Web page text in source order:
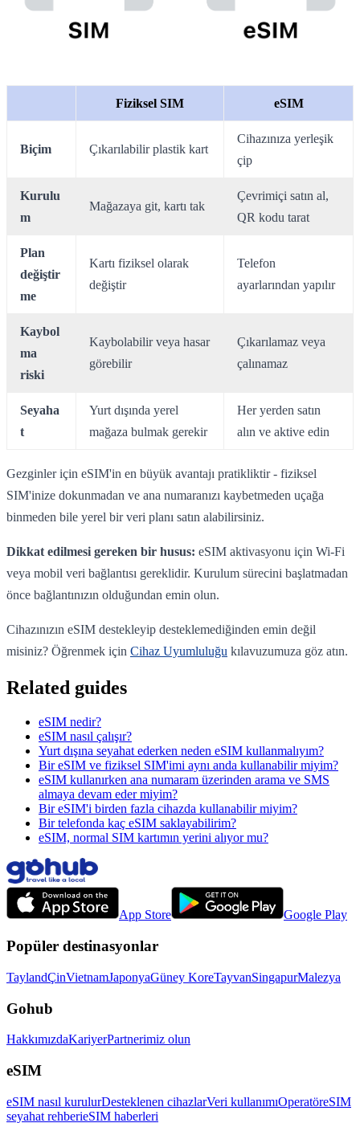
Fiziksel SIM eSIM
Biçim Çıkarılabilir plastik kart
Cihazınıza yerleşik
çip
Kurulu
m
Mağazaya git, kartı tak
Çevrimiçi satın al,
QR kodu tarat
Plan
değiştir
me
Kartı fiziksel olarak
değiştir
Telefon
ayarlarından yapılır
Kaybol
ma
riski
Kaybolabilir veya hasar
görebilir
Çıkarılamaz veya
çalınamaz
Seyaha
t
Yurt dışında yerel
mağaza bulmak gerekir
Her yerden satın
alın ve aktive edin
Gezginler için eSIM'in en büyük avantajı pratikliktir - fiziksel
SIM'inize dokunmadan ve ana numaranızı kaybetmeden uçağa
binmeden bile yerel bir veri planı satın alabilirsiniz.
Dikkat edilmesi gereken bir husus: eSIM aktivasyonu için Wi-Fi
veya mobil veri bağlantısı gereklidir. Kurulum sürecini başlatmadan
önce bağlantınızın olduğundan emin olun.
Cihazınızın eSIM destekleyip desteklemediğinden emin değil
misiniz? Öğrenmek için Cihaz Uyumluluğu kılavuzumuza göz atın.
Related guides
eSIM nedir?
eSIM nasıl çalışır?
Yurt dışına seyahat ederken neden eSIM kullanmalıyım?
Bir eSIM ve fiziksel SIM'imi aynı anda kullanabilir miyim?
eSIM kullanırken ana numaram üzerinden arama ve SMS
almaya devam eder miyim?
Bir eSIM'i birden fazla cihazda kullanabilir miyim?
Bir telefonda kaç eSIM saklayabilirim?
eSIM, normal SIM kartımın yerini alıyor mu?
App Store Google Play
Popüler destinasyonlar
TaylandÇinVietnamJaponyaGüney KoreTayvanSingapurMalezya
Gohub
HakkımızdaKariyerPartnerimiz olun
eSIM
eSIM nasıl kurulurDesteklenen cihazlarVeri kullanımıOperatöreSIM
seyahat rehberieSIM haberleri